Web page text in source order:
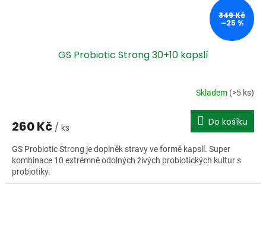
349 Kč
–25 %
GS Probiotic Strong 30+10 kapslí
Skladem (>5 ks)
260 Kč / ks Do košíku
GS Probiotic Strong je doplněk stravy ve formě kapslí. Super
kombinace 10 extrémně odolných živých probiotických kultur s
probiotiky.